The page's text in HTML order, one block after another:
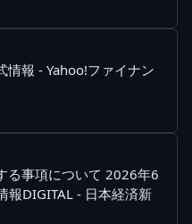
報 - Yahoo!ファイナン
る事項について 2026年6
報DIGITAL - 日本経済新